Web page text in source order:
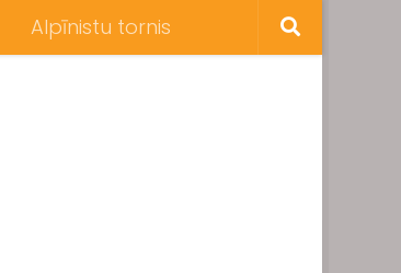
Alpīnistu tornis